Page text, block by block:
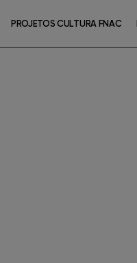
PROJETOS CULTURA FNAC